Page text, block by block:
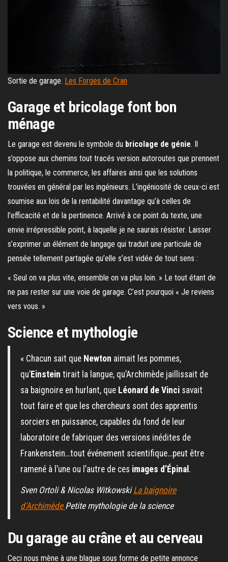
Sortie de garage. Les Forges de Cran
Garage et bricolage font bon
ménage
Le garage est devenu le symbole du bricolage de génie. Il
s’oppose aux chemins tout tracés version autoroutes que prennent
la politique, le commerce, les affaires ainsi que les solutions
trouvées en général par les ingénieurs. L’ingéniosité de ceux-ci est
soumise aux lois de la rentabilité davantage qu’à celles de
l’efficacité et de la pertinence. Arrivé à ce point du texte, une
envie irrépressible point, à laquelle je ne saurais résister. Laisser
s’exprimer un élément de langage qui traduit une particule de
pensée tellement partagée qu’elle s’est vidée de tout sens :
« Seul on va plus vite, ensemble on va plus loin. » Le tout étant de
ne pas rester sur une voie de garage. C’est pourquoi « Je reviens
vers vous. »
Science et mythologie
« Chacun sait que Newton aimait les pommes,
qu’Einstein tirait la langue, qu’Archimède jaillissait de
sa baignoire en hurlant, que Léonard de Vinci savait
tout faire et que les chercheurs sont des apprentis
sorciers en puissance, capables du fond de leur
laboratoire de fabriquer des versions inédites de
Frankenstein…tout événement scientifique…peut être
ramené à l’une ou l’autre de ces images d’Épinal .
Sven Ortoli & Nicolas WitkowskiLa baignoire
d’Archimède Petite mythologie de la science
Du garage au crâne et au cerveau
Ceci nous mène à une blague sous forme de petite annonce